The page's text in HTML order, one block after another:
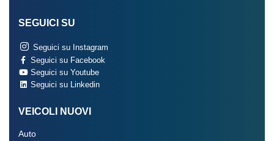
SEGUICI SU
Seguici su Instagram
Seguici su Facebook
Seguici su Youtube
Seguici su Linkedin
VEICOLI NUOVI
Auto